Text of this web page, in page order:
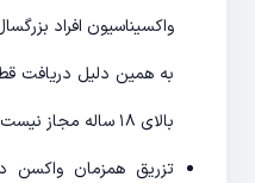
واکسیناسیون افراد
به همین دلیل دریافت
بالای ۱۸ ساله مجاز نیست.
تزریق همزمان واکسن